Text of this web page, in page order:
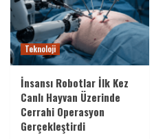
Teknoloji
İnsansı Robotlar İlk Kez
Canlı Hayvan Üzerinde
Cerrahi Operasyon
Gerçekleştirdi